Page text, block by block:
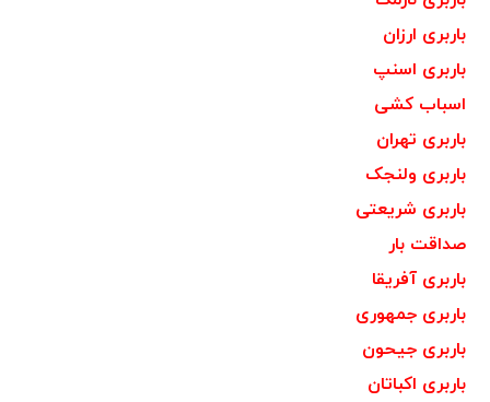
باربری ارزان
باربری اسنپ
اسباب کشی
باربری تهران
باربری ولنجک
باربری شریعتی
صداقت بار
باربری آفریقا
باربری جمهوری
باربری جیحون
باربری اکباتان